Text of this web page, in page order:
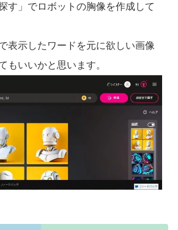
す」でロボットの胸像を作成して
表示したワードを元に欲しい画像
もいいかと思います。